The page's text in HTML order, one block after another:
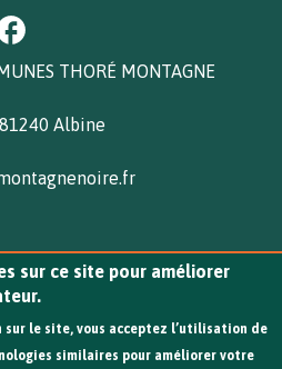
THORÉ MONTAGNE
Albine
sur ce site pour améliorer
sur le site, vous acceptez l’utilisation de
similaires pour améliorer votre